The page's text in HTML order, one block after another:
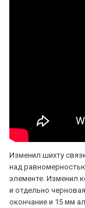
Изменил шихту
над
элементе. Изменил
и отдельно
окончание и 15 мм